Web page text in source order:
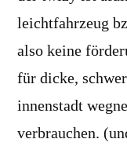
leichtfahrzeug
also keine
für dicke,
innenstadt
verbrauchen.